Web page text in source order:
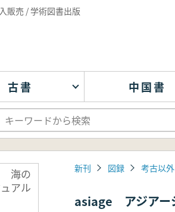
販売 / 学術図書出版
古書 中国書
海の
アル
新刊 図録 考古以外
asiage アジアー